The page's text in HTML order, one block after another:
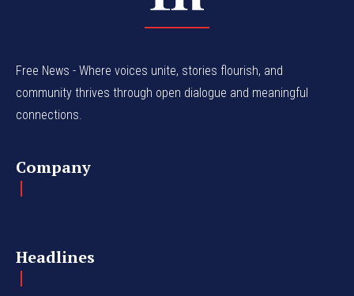
Free News - Where voices unite, stories flourish, and
community thrives through open dialogue and meaningful
connections.
Company
Headlines